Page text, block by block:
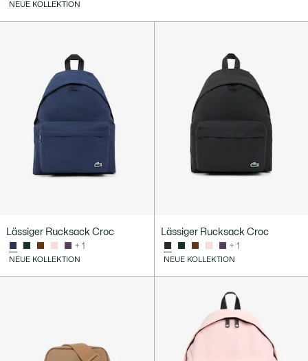
NEUE KOLLEKTION
Lässiger Rucksack Croc
+ 1
NEUE KOLLEKTION
Lässiger Rucksack Croc
+ 1
NEUE KOLLEKTION